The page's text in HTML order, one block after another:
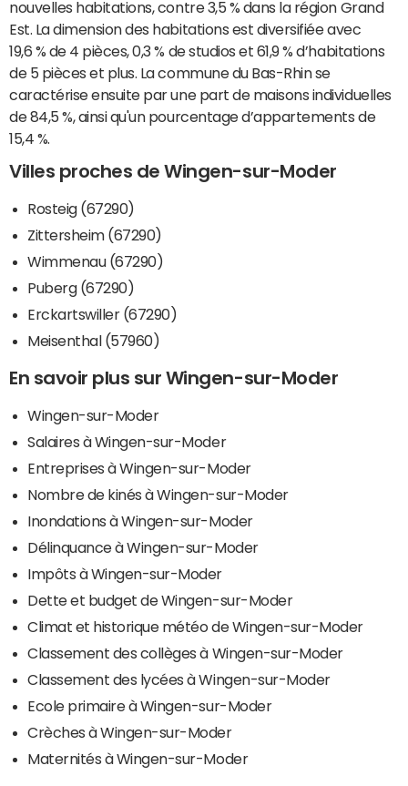
nouvelles habitations, contre 3,5 % dans la région Grand
Est. La dimension des habitations est diversifiée avec
19,6 % de 4 pièces, 0,3 % de studios et 61,9 % d’habitations
de 5 pièces et plus. La commune du Bas-Rhin se
caractérise ensuite par une part de maisons individuelles
de 84,5 %, ainsi qu'un pourcentage d’appartements de
15,4 %.
Villes proches de Wingen-sur-Moder
Rosteig (67290)
Zittersheim (67290)
Wimmenau (67290)
Puberg (67290)
Erckartswiller (67290)
Meisenthal (57960)
En savoir plus sur Wingen-sur-Moder
Wingen-sur-Moder
Salaires à Wingen-sur-Moder
Entreprises à Wingen-sur-Moder
Nombre de kinés à Wingen-sur-Moder
Inondations à Wingen-sur-Moder
Délinquance à Wingen-sur-Moder
Impôts à Wingen-sur-Moder
Dette et budget de Wingen-sur-Moder
Climat et historique météo de Wingen-sur-Moder
Classement des collèges à Wingen-sur-Moder
Classement des lycées à Wingen-sur-Moder
Ecole primaire à Wingen-sur-Moder
Crèches à Wingen-sur-Moder
Maternités à Wingen-sur-Moder